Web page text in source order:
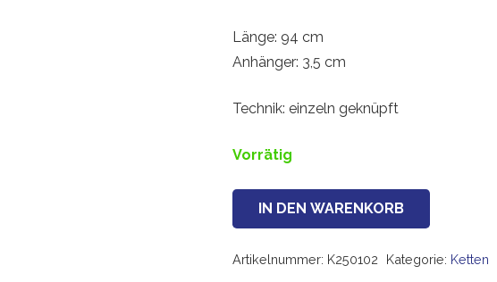
Länge: 94 cm
Anhänger: 3,5 cm
Technik: einzeln geknüpft
Vorrätig
und
IN DEN WARENKORB
Artikelnummer: K250102 Kategorie: Ketten